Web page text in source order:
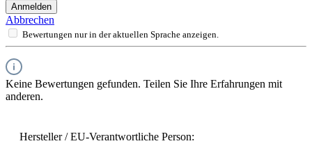
Anmelden
Abbrechen
Bewertungen nur in der aktuellen Sprache anzeigen.
Keine Bewertungen gefunden. Teilen Sie Ihre Erfahrungen mit
anderen.
Hersteller / EU-Verantwortliche Person: